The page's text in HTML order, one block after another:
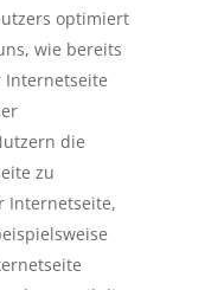
optimiert
wie bereits
Internetseite
die
zu
Internetseite,